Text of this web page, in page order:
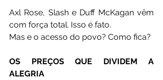
Axl Rose, Slash e Duff McKagan vêm
com força total. Isso é fato.
Mas e o acesso do povo? Como fica?
OS PREÇOS QUE DIVIDEM A
ALEGRIA